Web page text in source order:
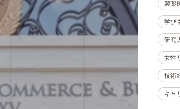
製薬
学び
研究
女性
技術
キャ